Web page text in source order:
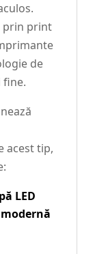
prin print
de
acest tip,
LED